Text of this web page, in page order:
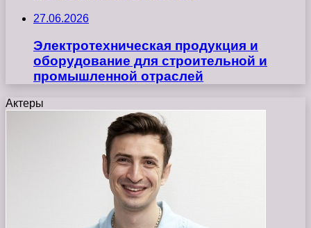
27.06.2026
Электротехническая продукция и
оборудование для строительной и
промышленной отраслей
Актеры